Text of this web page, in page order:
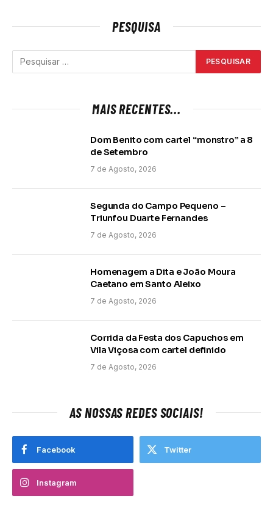
PESQUISA
MAIS RECENTES...
Dom Benito com cartel “monstro” a 8
de Setembro
7 de Agosto, 2026
Segunda do Campo Pequeno –
Triunfou Duarte Fernandes
7 de Agosto, 2026
Homenagem a Dita e João Moura
Caetano em Santo Aleixo
7 de Agosto, 2026
Corrida da Festa dos Capuchos em
Vila Viçosa com cartel definido
7 de Agosto, 2026
AS NOSSAS REDES SOCIAIS!
Facebook Twitter
Instagram